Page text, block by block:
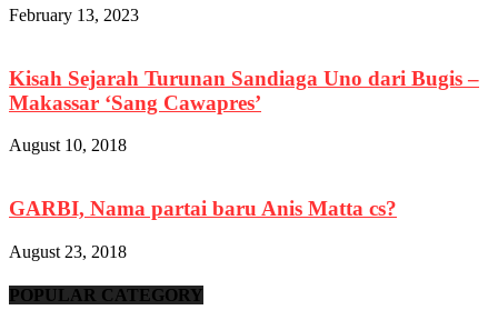
February 13, 2023
Kisah Sejarah Turunan Sandiaga Uno dari Bugis –
Makassar ‘Sang Cawapres’
August 10, 2018
GARBI, Nama partai baru Anis Matta cs?
August 23, 2018
POPULAR CATEGORY